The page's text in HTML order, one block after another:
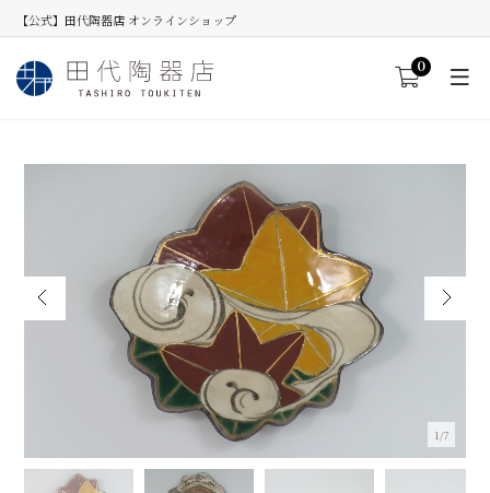
【公式】田代陶器店 オンラインショップ
0
2/7